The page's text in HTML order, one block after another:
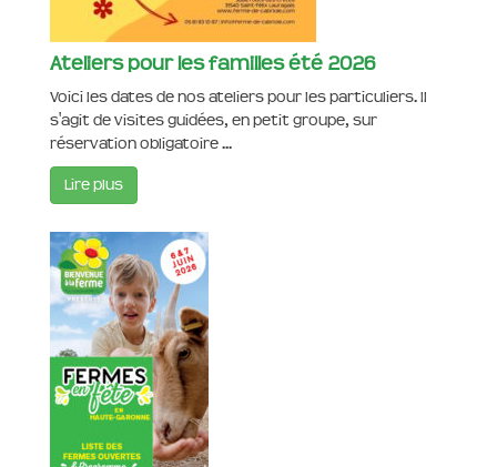
Ateliers pour les familles été 2026
Voici les dates de nos ateliers pour les particuliers. Il
s'agit de visites guidées, en petit groupe, sur
réservation obligatoire ...
Lire plus